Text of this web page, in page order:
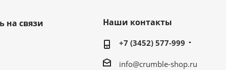
на связи Наши контакты
+7 (3452) 577-999
info@crumble-shop.ru